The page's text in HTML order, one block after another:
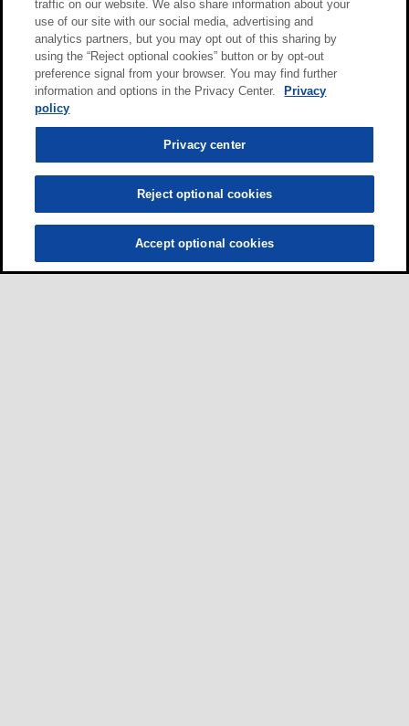
traffic on our website. We also share information about your
use of our site with our social media, advertising and
analytics partners, but you may opt out of this sharing by
using the “Reject optional cookies” button or by opt-out
preference signal from your browser. You may find further
information and options in the Privacy Center.
Privacy
policy
Privacy center
Reject optional cookies
Accept optional cookies